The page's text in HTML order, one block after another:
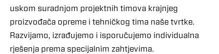
uskom suradnjom projektnih timova krajnjeg
proizvođača opreme i tehničkog tima naše tvrtke.
Razvijamo, izrađujemo i isporučujemo individualna
rješenja prema specijalnim zahtjevima.